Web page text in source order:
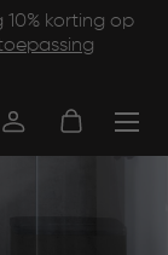
10% korting op